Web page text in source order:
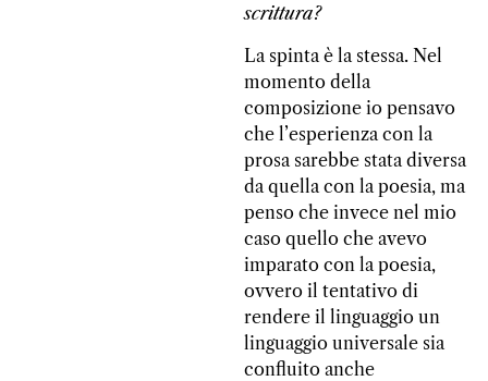
scrittura?
La spinta è la stessa. Nel
momento della
composizione io pensavo
che l’esperienza con la
prosa sarebbe stata diversa
da quella con la poesia, ma
penso che invece nel mio
caso quello che avevo
imparato con la poesia,
ovvero il tentativo di
rendere il linguaggio un
linguaggio universale sia
confluito anche